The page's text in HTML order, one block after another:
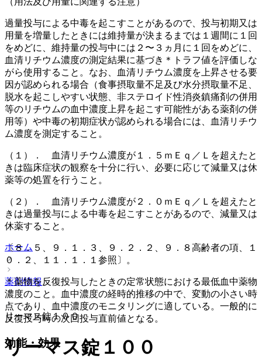
過量投与による中毒を起こすことがあるので、投与初期又は
用量を増量したときには維持量が決まるまでは１週間に１回
をめどに、維持量の投与中には２〜３ヵ月に１回をめどに、
血清リチウム濃度の測定結果に基づき＊トラフ値を評価しな
がら使用すること。なお、血清リチウム濃度を上昇させる要
因が認められる場合（食事摂取量不足及び水分摂取量不足、
脱水を起こしやすい状態、非ステロイド性消炎鎮痛剤の併用
等のリチウムの血中濃度上昇を起こす可能性がある薬剤の併
用等）や中毒の初期症状が認められる場合には、血清リチウ
ム濃度を測定すること。
（１）． 血清リチウム濃度が１．５ｍＥｑ／Ｌを超えたと
きは臨床症状の観察を十分に行い、必要に応じて減量又は休
薬等の処置を行うこと。
（２）． 血清リチウム濃度が２．０ｍＥｑ／Ｌを超えたと
きは過量投与による中毒を起こすことがあるので、減量又は
休薬すること。
〔８．５、９．１．３、９．２．２、９．８高齢者の項、１
０．２、１１．１．１参照〕。
＊薬物を反復投与したときの定常状態における最低血中薬物
濃度のこと。血中濃度の経時的推移の中で、変動の小さい時
点であり、血中濃度のモニタリングに適している。一般的に
反復投与時の次回投与直前値となる。
効能・効果
ホーム
薬剤情報
リーマス錠１００
リーマス錠１００